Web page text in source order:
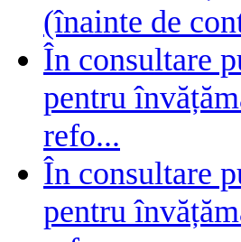
(înainte de
În consultare
pentru
refo...
În consultare
pentru